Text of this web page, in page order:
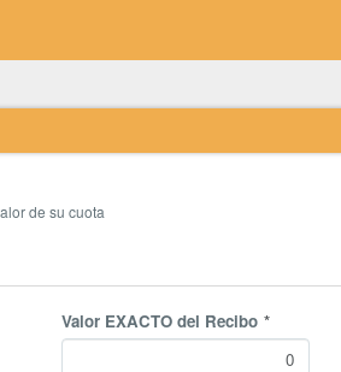
de su cuota
Valor EXACTO del Recibo